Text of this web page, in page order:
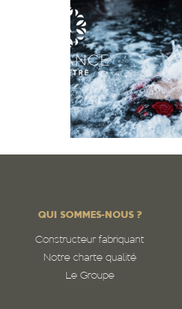
QUI SOMMES-NOUS ?
Constructeur fabriquant
Notre charte qualité
Le Groupe